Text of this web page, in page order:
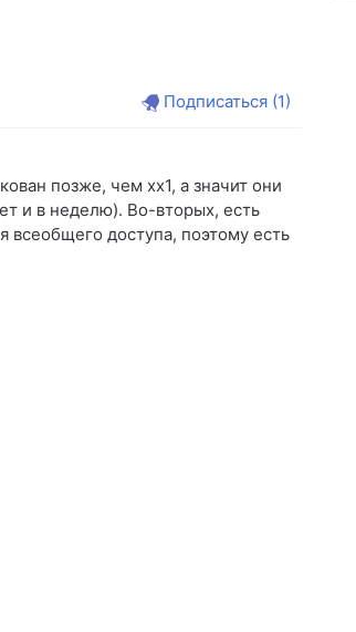
Подписаться (1)
позже, чем хх1, а значит они
и в неделю). Во-вторых, есть
всеобщего доступа, поэтому есть